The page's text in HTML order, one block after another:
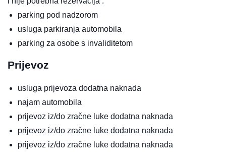
parking pod nadzorom
usluga parkiranja automobila
parking za osobe s invaliditetom
Prijevoz
usluga prijevoza dodatna naknada
najam automobila
prijevoz iz/do zračne luke dodatna naknada
prijevoz iz/do zračne luke dodatna naknada
prijevoz iz/do zračne luke dodatna naknada